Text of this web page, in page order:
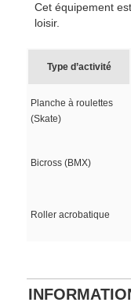
Cet équipement
loisir.
Type d’activité
Planche à roulettes
(Skate)
Bicross (BMX)
Roller acrobatique